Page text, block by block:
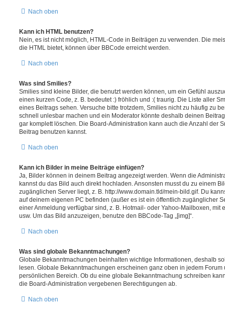
Nach oben
Kann ich HTML benutzen?
Nein, es ist nicht möglich, HTML-Code in Beiträgen zu verwenden. Die
die HTML bietet, können über BBCode erreicht werden.
Nach oben
Was sind Smilies?
Smilies sind kleine Bilder, die benutzt werden können, um ein Gefühl
einen kurzen Code, z. B. bedeutet :) fröhlich und :( traurig. Die Liste aller
eines Beitrags sehen. Versuche bitte trotzdem, Smilies nicht zu häufig zu
schnell unlesbar machen und ein Moderator könnte deshalb deinen
gar komplett löschen. Die Board-Administration kann auch die Anzahl der
Beitrag benutzen kannst.
Nach oben
Kann ich Bilder in meine Beiträge einfügen?
Ja, Bilder können in deinem Beitrag angezeigt werden. Wenn die
kannst du das Bild auch direkt hochladen. Ansonsten musst du zu einem
zugänglichen Server liegt, z. B. http://www.domain.tld/mein-bild.gif. Du
auf deinem eigenen PC befinden (außer es ist ein öffentlich zugänglicher
einer Anmeldung verfügbar sind, z. B. Hotmail- oder Yahoo-Mailboxen, mit
usw. Um das Bild anzuzeigen, benutze den BBCode-Tag „[img]“.
Nach oben
Was sind globale Bekanntmachungen?
Globale Bekanntmachungen beinhalten wichtige Informationen, deshalb
lesen. Globale Bekanntmachungen erscheinen ganz oben in jedem
persönlichen Bereich. Ob du eine globale Bekanntmachung schreiben
die Board-Administration vergebenen Berechtigungen ab.
Nach oben